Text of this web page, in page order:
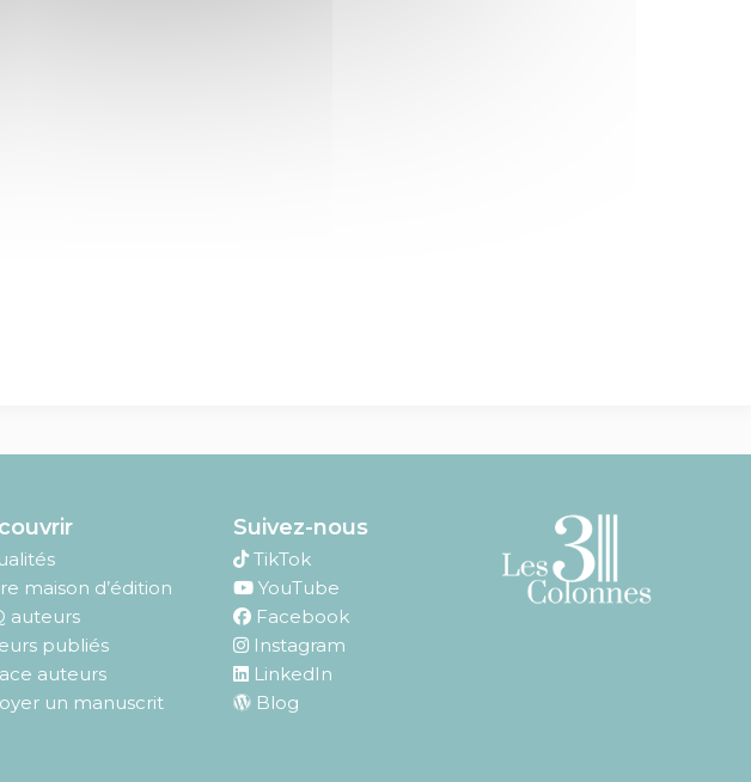
maison d’édition
auteurs
publiés
auteurs
un manuscrit
Suivez-nous
TikTok
YouTube
Facebook
Instagram
LinkedIn
Blog